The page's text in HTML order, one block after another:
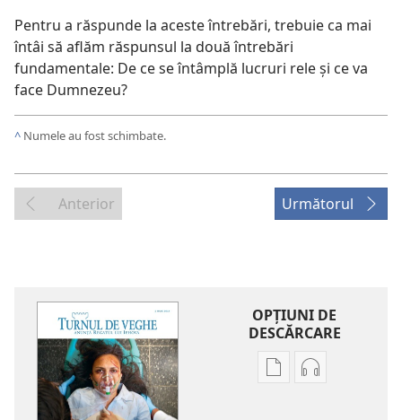
Pentru a răspunde la aceste întrebări, trebuie ca mai
întâi să aflăm răspunsul la două întrebări
fundamentale: De ce se întâmplă lucruri rele şi ce va
face Dumnezeu?
^ Numele au fost schimbate.
Anterior Următorul
OPŢIUNI DE
DESCĂRCARE
OpțiuniOpțiuni